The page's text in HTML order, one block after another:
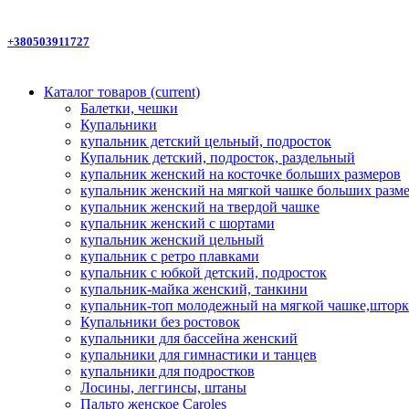
+380503911727
Каталог товаров (current)
Балетки, чешки
Купальники
купальник детский цельный, подросток
Купальник детский, подросток, раздельный
купальник женский на косточке больших размеров
купальник женский на мягкой чашке больших
купальник женский на твердой чашке
купальник женский с шортами
купальник женский цельный
купальник с ретро плавками
купальник с юбкой детский, подросток
купальник-майка женский, танкини
купальник-топ молодежный на мягкой
Купальники без ростовок
купальники для бассейна женский
купальники для гимнастики и танцев
купальники для подростков
Лосины, леггинсы, штаны
Пальто женское Caroles